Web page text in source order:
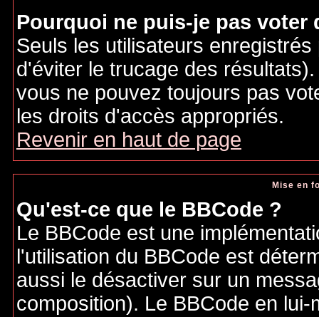
Pourquoi ne puis-je pas voter
Seuls les utilisateurs
d'éviter le trucage des
vous ne pouvez toujours pas
les droits d'accès appropriés.
Revenir en haut de page
Mise en
Qu'est-ce que le BBCode ?
Le BBCode est une
l'utilisation du BBCode est
aussi le désactiver sur un
composition). Le BBCode en